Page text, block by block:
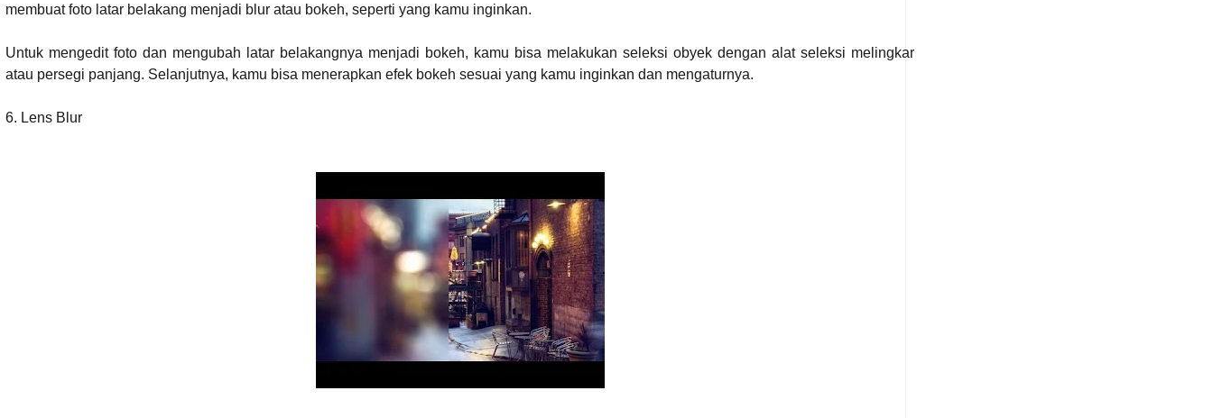
membuat foto latar belakang menjadi blur atau bokeh, seperti yang kamu inginkan.
Untuk mengedit foto dan mengubah latar belakangnya menjadi bokeh, kamu bisa melakukan seleksi obyek dengan alat seleksi melingkar
atau persegi panjang. Selanjutnya, kamu bisa menerapkan efek bokeh sesuai yang kamu inginkan dan mengaturnya.
6. Lens Blur